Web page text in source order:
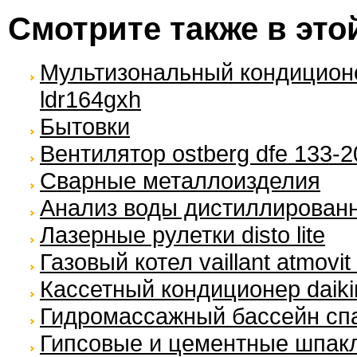
Смотрите также в
Мультизональный
ldr164gxh
Бытовки
Вентилятор ostberg dfe 133-
Сварные металлоизделия
Анализ воды
Лазерные рулетки disto lite
Газовый котел vaillant
Кассетный кондиционер
Гидромассажный бассейн
Гипсовые и цементные